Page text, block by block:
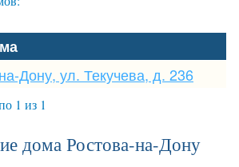
Дону, ул. Текучева, д. 236
1 из 1
дома Ростова-на-Дону